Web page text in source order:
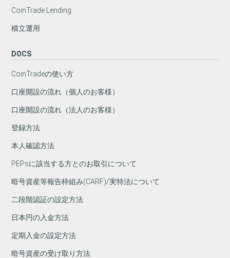
CoinTrade Lending
積立運用
DOCS
CoinTradeの使い方
口座開設の流れ（個人のお客様）
口座開設の流れ（法人のお客様）
登録方法
本人確認方法
PEPsに該当する方とのお取引について
暗号資産等報告枠組み(CARF)/実特法について
二段階認証の設定方法
日本円の入金方法
定期入金の設定方法
暗号資産の受け取り方法